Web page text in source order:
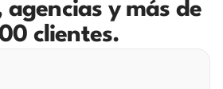
y más de
clientes.